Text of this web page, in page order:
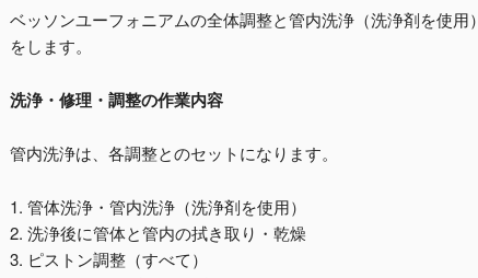
ベッソンユーフォニアムの全体調整と管内洗浄（洗浄剤を使用）
をします。
洗浄・修理・調整の作業内容
管内洗浄は、各調整とのセットになります。
1. 管体洗浄・管内洗浄（洗浄剤を使用）
2. 洗浄後に管体と管内の拭き取り・乾燥
3. ピストン調整（すべて）